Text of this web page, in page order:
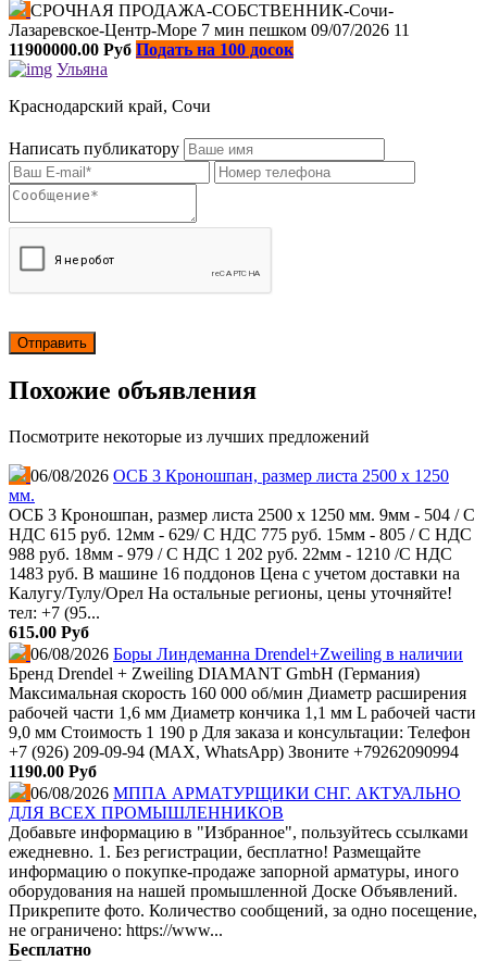
СРОЧНАЯ ПРОДАЖА-СОБСТВЕННИК-Сочи-
Лазаревское-Центр-Море 7 мин пешком 09/07/2026 11
11900000.00 Руб Подать на 100 досок
Ульяна
Краснодарский край, Сочи
Написать публикатору
Похожие объявления
Посмотрите некоторые из лучших предложений
06/08/2026 ОСБ 3 Кроношпан, размер листа 2500 х 1250
мм.
ОСБ 3 Кроношпан, размер листа 2500 х 1250 мм. 9мм - 504 / С
НДС 615 руб. 12мм - 629/ С НДС 775 руб. 15мм - 805 / С НДС
988 руб. 18мм - 979 / С НДС 1 202 руб. 22мм - 1210 /С НДС
1483 руб. В машине 16 поддонов Цена с учетом доставки на
Калугу/Тулу/Орел На остальные регионы, цены уточняйте!
тел: +7 (95...
615.00 Руб
06/08/2026 Боры Линдеманна Drendel+Zweiling в наличии
Бренд Drendel + Zweiling DIAMANT GmbH (Германия)
Максимальная скорость 160 000 об/мин Диаметр расширения
рабочей части 1,6 мм Диаметр кончика 1,1 мм L рабочей части
9,0 мм Стоимость 1 190 р Для заказа и консультации: Телефон
+7 (926) 209-09-94 (МАХ, WhatsApp) Звоните +79262090994
1190.00 Руб
06/08/2026 МППА АРМАТУРЩИКИ СНГ. АКТУАЛЬНО
ДЛЯ ВСЕХ ПРОМЫШЛЕННИКОВ
Добавьте информацию в "Избранное", пользуйтесь ссылками
ежедневно. 1. Без регистрации, бесплатно! Размещайте
информацию о покупке-продаже запорной арматуры, иного
оборудования на нашей промышленной Доске Объявлений.
Прикрепите фото. Количество сообщений, за одно посещение,
не ограничено: https://www...
Бесплатно